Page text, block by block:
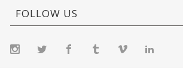
FOLLOW US